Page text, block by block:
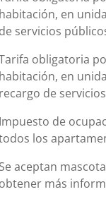
habitación, en
de servicios
obligatoria
habitación, en
recargo de
Impuesto de
los
Se aceptan
obtener más